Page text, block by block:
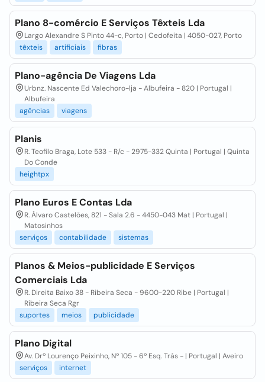
Plano 8-comércio E Serviços Têxteis Lda
Largo Alexandre S Pinto 44-c, Porto | Cedofeita | 4050-027, Porto
têxteis
artificiais fibras
Plano-agência De Viagens Lda
Urbnz. Nascente Ed Valechoro-lja - Albufeira - 820 | Portugal |
Albufeira
agências
viagens
Planis
R. Teofilo Braga, Lote 533 - R/c - 2975-332 Quinta | Portugal | Quinta
Do Conde
heightpx
Plano Euros E Contas Lda
R. Álvaro Castelões, 821 - Sala 2.6 - 4450-043 Mat | Portugal |
Matosinhos
serviços
contabilidade sistemas
Planos & Meios-publicidade E Serviços
Comerciais Lda
R. Direita Baixo 38 - Ribeira Seca - 9600-220 Ribe | Portugal |
Ribeira Seca Rgr
suportes
meios publicidade
Plano Digital
Av. Drº Lourenço Peixinho, Nº 105 - 6º Esq. Trás - | Portugal | Aveiro
serviços
internet